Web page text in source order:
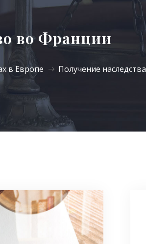
во Франции
в Европе Получение наследства